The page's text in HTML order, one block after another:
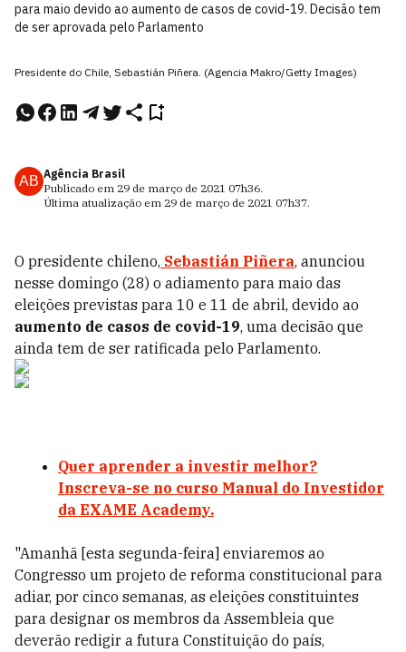
para maio devido ao aumento de casos de covid-19. Decisão tem
de ser aprovada pelo Parlamento
Presidente do Chile, Sebastián Piñera. (Agencia Makro/Getty Images)
AB Agência Brasil
Publicado em 29 de março de 2021 07h36.
Última atualização em 29 de março de 2021 07h37.
O presidente chileno, Sebastián Piñera, anunciou
nesse domingo (28) o adiamento para maio das
eleições previstas para 10 e 11 de abril, devido ao
aumento de casos de covid-19, uma decisão que
ainda tem de ser ratificada pelo Parlamento.
Quer aprender a investir melhor?
Inscreva-se no curso Manual do Investidor
da EXAME Academy.
"Amanhã [esta segunda-feira] enviaremos ao
Congresso um projeto de reforma constitucional para
adiar, por cinco semanas, as eleições constituintes
para designar os membros da Assembleia que
deverão redigir a futura Constituição do país,